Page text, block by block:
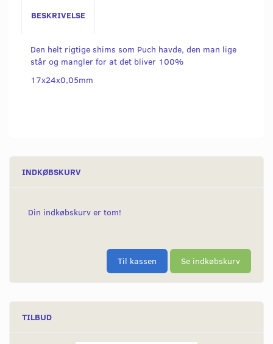
BESKRIVELSE
Den helt rigtige shims som Puch havde, den man lige
står og mangler for at det bliver 100%
17x24x0,05mm
INDKØBSKURV
Din indkøbskurv er tom!
Til kassen Se indkøbskurv
TILBUD